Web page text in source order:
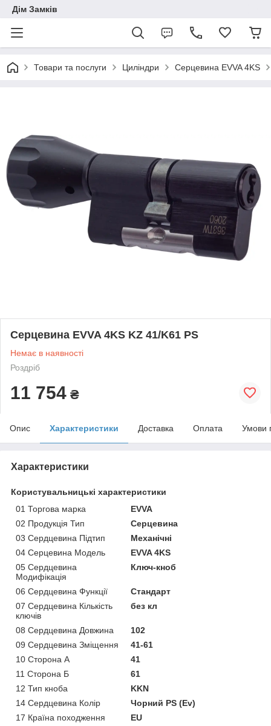
Дім Замків
Товари та послуги Циліндри Серцевина EVVA 4KS
Серцевина EVVA 4KS KZ 41/K61 PS
Немає в наявності
Роздріб
11 754 ₴
Опис Характеристики Доставка Оплата Умови
Характеристики
Користувальницькі характеристики
01 Торгова марка
EVVA
02 Продукція Тип
Серцевина
03 Сердцевина Підтип
Механічні
04 Серцевина Модель
EVVA 4KS
05 Сердцевина
Модифікація
Ключ-кноб
06 Сердцевина Функції
Стандарт
07 Сердцевина Кількість
ключів
без кл
08 Сердцевина Довжина
102
09 Сердцевина Зміщення
41-61
10 Сторона А
41
11 Сторона Б
61
12 Тип кноба
KKN
14 Сердцевина Колір
Чорний PS (Ev)
17 Країна походження
EU